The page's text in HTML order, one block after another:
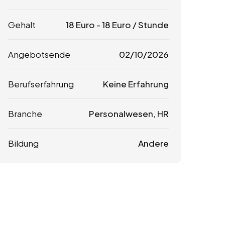
Gehalt 18 Euro -18 Euro / Stunde
Angebotsende 02/10/2026
Berufserfahrung Keine Erfahrung
Branche Personalwesen, HR
Bildung Andere